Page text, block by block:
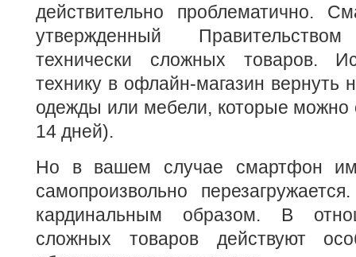
действительно проблематично.
утвержденный
технически сложных товаров.
технику в офлайн-магазин вернуть
одежды или мебели, которые можно
14 дней).
Но в вашем случае смартфон
самопроизвольно
кардинальным образом. В
сложных товаров действуют